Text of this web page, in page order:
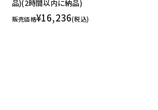
品)(2時間以内に納品)
販売価格¥16,236(税込)